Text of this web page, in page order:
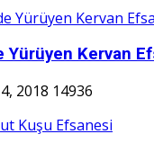
Yürüyen Kervan
2018 14936